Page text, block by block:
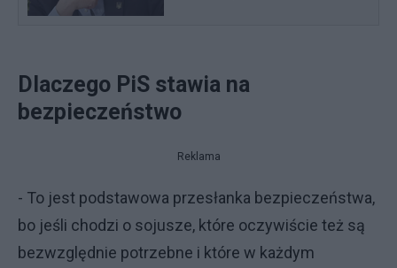
Dlaczego PiS stawia na
bezpieczeństwo
Reklama
- To jest podstawowa przesłanka bezpieczeństwa,
bo jeśli chodzi o sojusze, które oczywiście też są
bezwzględnie potrzebne i które w każdym